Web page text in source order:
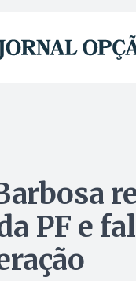
PF e